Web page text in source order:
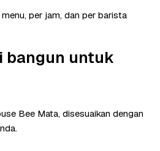
per jam, dan per barista
bangun untuk
Bee Mata, disesuaikan dengan